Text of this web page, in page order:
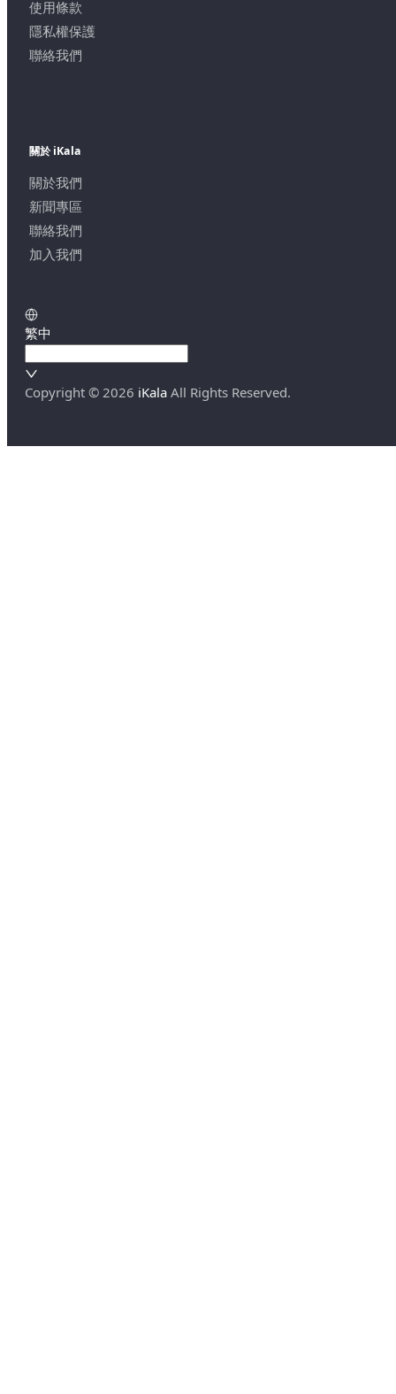
使用條款
隱私權保護
聯絡我們
關於 iKala
關於我們
新聞專區
聯絡我們
加入我們
繁中
Copyright © 2026 iKala All Rights Reserved.